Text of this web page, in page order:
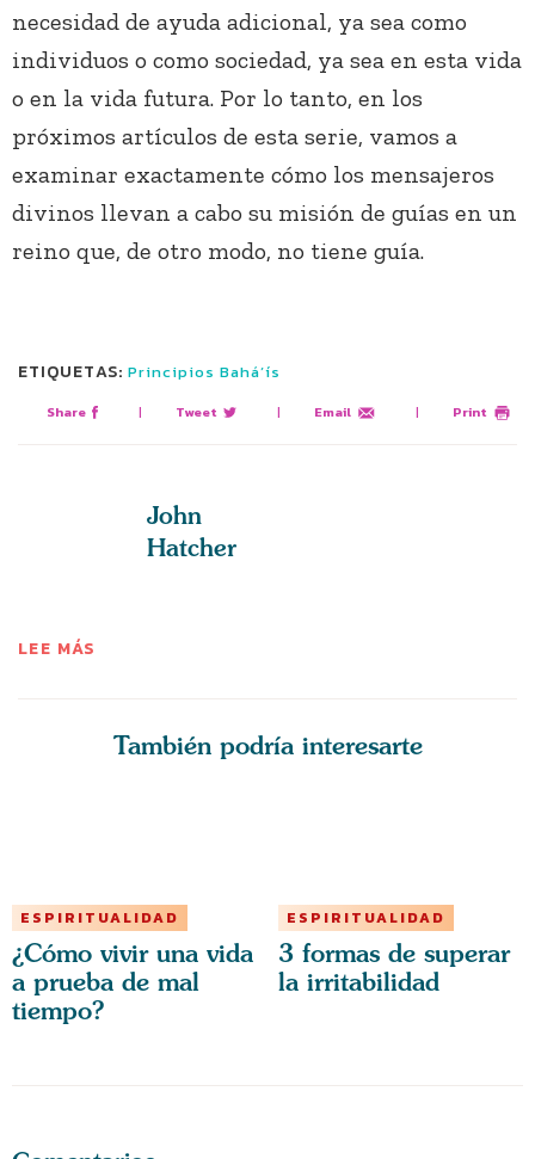
necesidad de ayuda adicional, ya sea como
individuos o como sociedad, ya sea en esta vida
o en la vida futura. Por lo tanto, en los
próximos artículos de esta serie, vamos a
examinar exactamente cómo los mensajeros
divinos llevan a cabo su misión de guías en un
reino que, de otro modo, no tiene guía.
ETIQUETAS: Principios Bahá’ís
Share | Tweet | Email | Print
John
Hatcher
LEE MÁS
También podría interesarte
ESPIRITUALIDAD
¿Cómo vivir una vida
a prueba de mal
tiempo?
ESPIRITUALIDAD
3 formas de superar
la irritabilidad